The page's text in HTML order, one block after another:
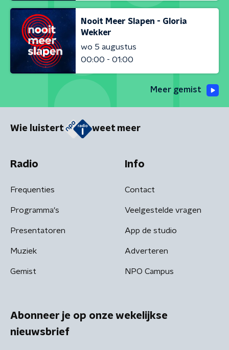
Nooit Meer Slapen - Gloria
Wekker
wo 5 augustus
00:00 - 01:00
Meer gemist
Wie luistert weet meer
Radio
Frequenties
Programma's
Presentatoren
Muziek
Gemist
Info
Contact
Veelgestelde vragen
App de studio
Adverteren
NPO Campus
Abonneer je op onze wekelijkse
nieuwsbrief